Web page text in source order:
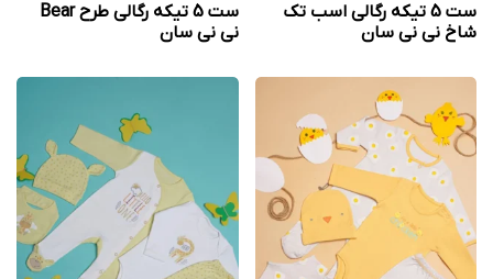
ست 5 تیکه رگالی اسب تک
شاخ نی نی سان
ست 5 تیکه رگالی طرح Bear
نی نی سان